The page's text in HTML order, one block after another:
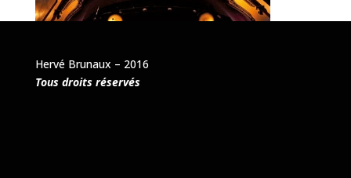
Hervé Brunaux – 2016
Tous droits réservés